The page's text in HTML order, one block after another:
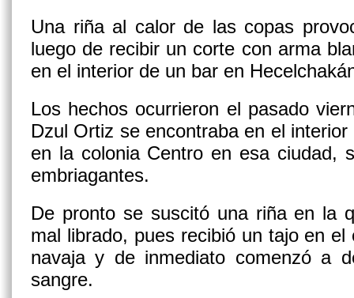
Una riña al calor de las copas
luego de recibir un corte con arma
en el interior de un bar en
Los hechos ocurrieron el pasado
Dzul Ortiz se encontraba en el interior
en la colonia Centro en esa ciudad,
embriagantes.
De pronto se suscitó una riña en la
mal librado, pues recibió un tajo en
navaja y de inmediato comenzó a
sangre.